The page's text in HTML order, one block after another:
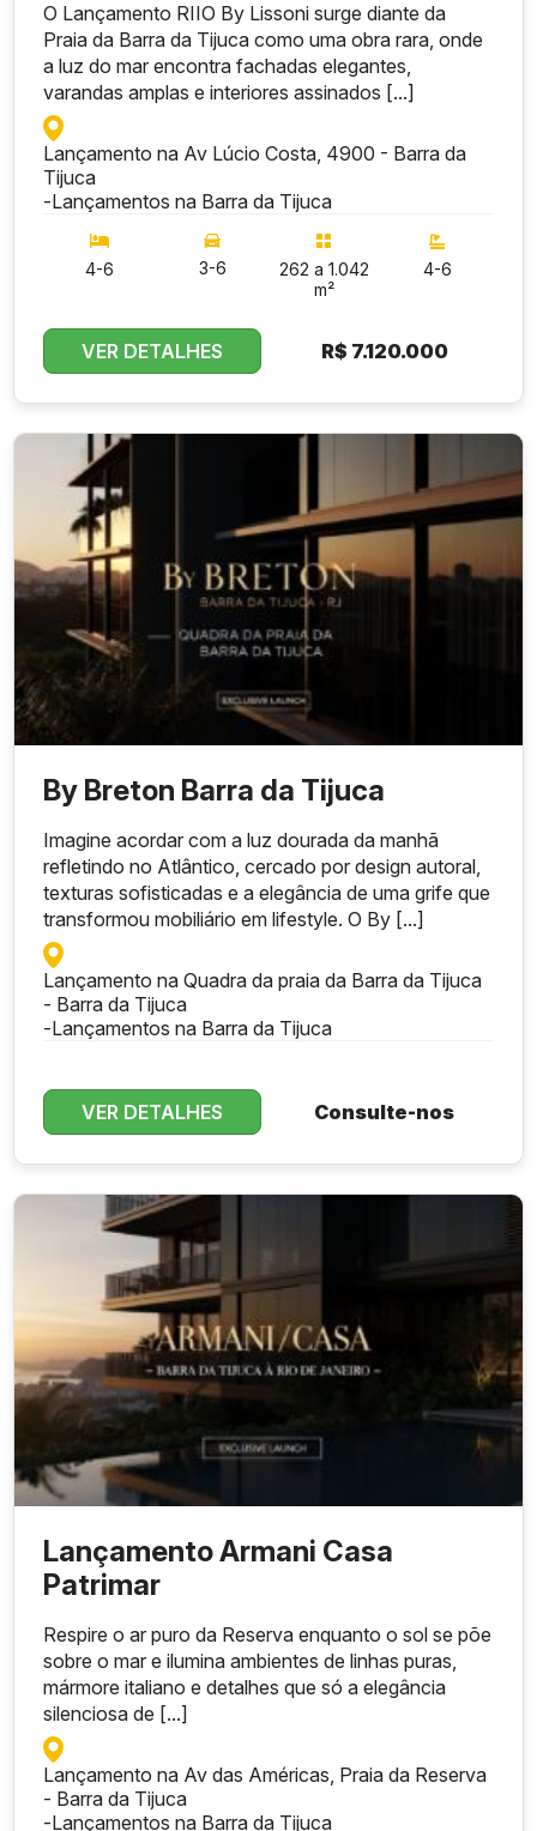
O Lançamento RIIO By Lissoni surge diante da
Praia da Barra da Tijuca como uma obra rara, onde
a luz do mar encontra fachadas elegantes,
varandas amplas e interiores assinados [...]
Lançamento na Av Lúcio Costa, 4900 - Barra da
Tijuca
-Lançamentos na Barra da Tijuca
4-6 3-6
262 a 1.042
m²
4-6
VER DETALHES R$ 7.120.000
By Breton Barra da Tijuca
Imagine acordar com a luz dourada da manhã
refletindo no Atlântico, cercado por design autoral,
texturas sofisticadas e a elegância de uma grife que
transformou mobiliário em lifestyle. O By [...]
Lançamento na Quadra da praia da Barra da Tijuca
- Barra da Tijuca
-Lançamentos na Barra da Tijuca
VER DETALHES Consulte-nos
Lançamento Armani Casa
Patrimar
Respire o ar puro da Reserva enquanto o sol se põe
sobre o mar e ilumina ambientes de linhas puras,
mármore italiano e detalhes que só a elegância
silenciosa de [...]
Lançamento na Av das Américas, Praia da Reserva
- Barra da Tijuca
-Lançamentos na Barra da Tijuca